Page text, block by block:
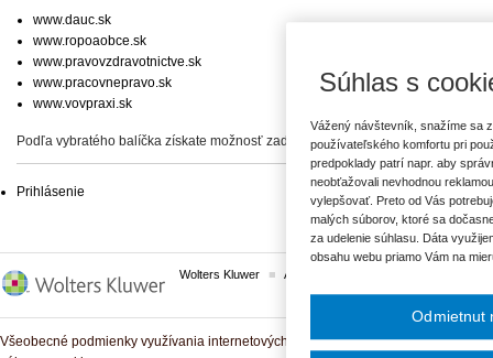
www.dauc.sk
www.ropoaobce.sk
www.pravovzdravotnictve.sk
www.pracovnepravo.sk
www.vovpraxi.sk
Podľa vybratého balíčka získate možnosť zadať svoje otázky, prípadne prístup
Prihlásenie
Wolters Kluwer ASPI
Všeobecné podmienky využívania internetových služieb a komunitných portálov
Súhlas s
Vážený návštevník, snažíme sa
používateľského komfortu pri
predpoklady patrí napr. aby
neobťažovali nevhodnou
vylepšovať. Preto od Vás
malých súborov, ktoré sa
za udelenie súhlasu. Dáta
obsahu webu priamo Vám na
Odmietnut